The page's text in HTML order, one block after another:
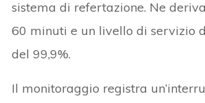
sistema di refertazione. Ne
60 minuti e un livello di servizio
del 99,9%.
Il monitoraggio registra